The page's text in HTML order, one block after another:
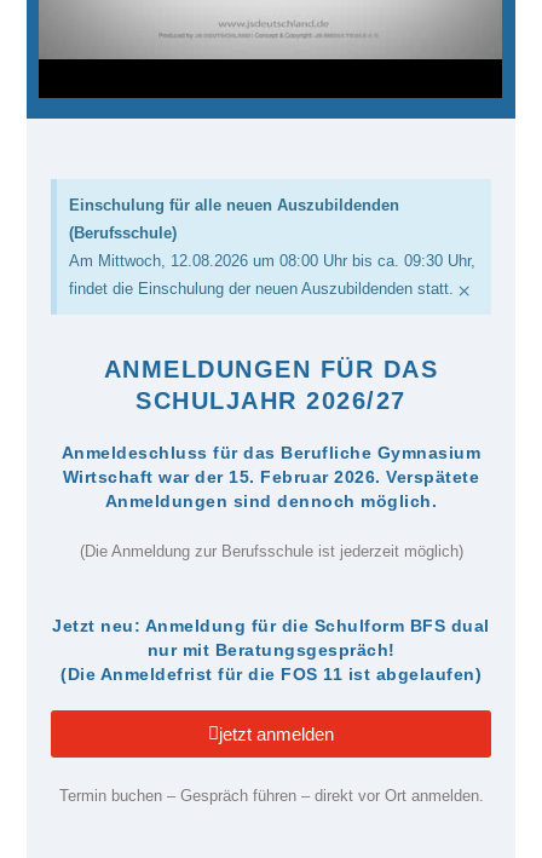
Einschulung für alle neuen Auszubildenden
(Berufsschule)
Am Mittwoch, 12.08.2026 um 08:00 Uhr bis ca. 09:30 Uhr,
findet die Einschulung der neuen Auszubildenden statt. ×
ANMELDUNGEN FÜR DAS
SCHULJAHR 2026/27
Anmeldeschluss für das Berufliche Gymnasium
Wirtschaft war der 15. Februar 2026. Verspätete
Anmeldungen sind dennoch möglich.
(Die Anmeldung zur Berufsschule ist jederzeit möglich)
Jetzt neu: Anmeldung für die Schulform BFS dual
nur mit Beratungsgespräch!
(Die Anmeldefrist für die FOS 11 ist abgelaufen)
jetzt anmelden
Termin buchen – Gespräch führen – direkt vor Ort anmelden.